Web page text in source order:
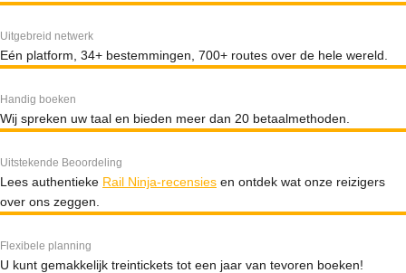
Uitgebreid netwerk
Eén platform, 34+ bestemmingen, 700+ routes over de hele wereld.
Handig boeken
Wij spreken uw taal en bieden meer dan 20 betaalmethoden.
Uitstekende Beoordeling
Lees authentieke Rail Ninja-recensies en ontdek wat onze reizigers
over ons zeggen.
Flexibele planning
U kunt gemakkelijk treintickets tot een jaar van tevoren boeken!